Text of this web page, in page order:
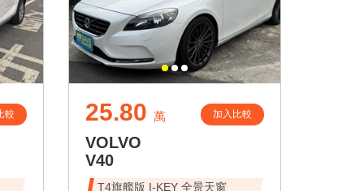
較 25.80 萬 加入比較
VOLVO
V40
T4旗艦版 I-KEY 全景天窗